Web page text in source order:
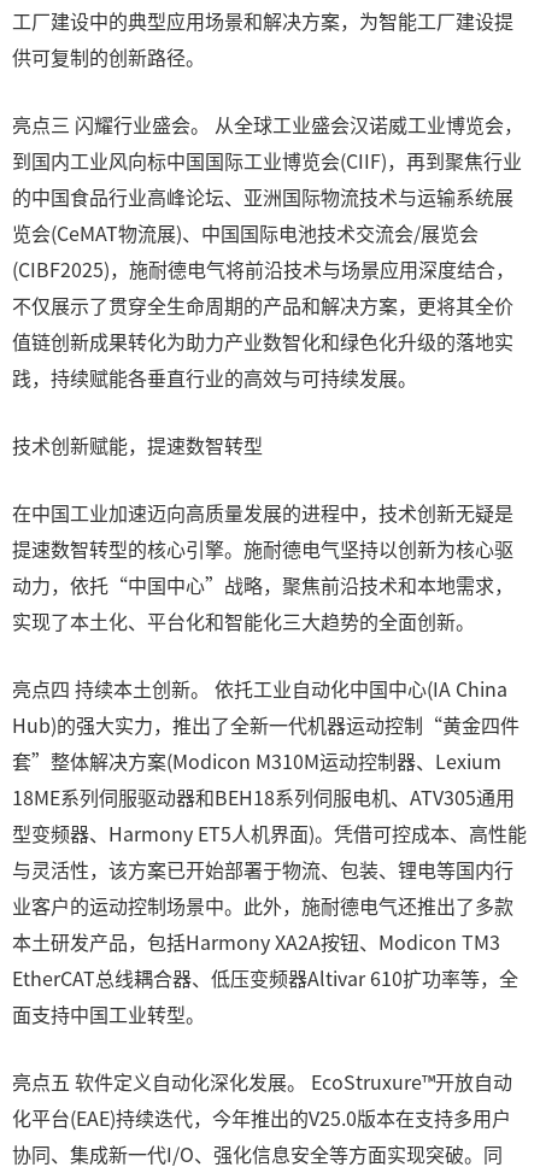
工厂建设中的典型应用场景和解决方案，为智能工厂建设提
供可复制的创新路径。
亮点三 闪耀行业盛会。 从全球工业盛会汉诺威工业博览会，
到国内工业风向标中国国际工业博览会(CIIF)，再到聚焦行业
的中国食品行业高峰论坛、亚洲国际物流技术与运输系统展
览会(CeMAT物流展)、中国国际电池技术交流会/展览会
(CIBF2025)，施耐德电气将前沿技术与场景应用深度结合，
不仅展示了贯穿全生命周期的产品和解决方案，更将其全价
值链创新成果转化为助力产业数智化和绿色化升级的落地实
践，持续赋能各垂直行业的高效与可持续发展。
技术创新赋能，提速数智转型
在中国工业加速迈向高质量发展的进程中，技术创新无疑是
提速数智转型的核心引擎。施耐德电气坚持以创新为核心驱
动力，依托“中国中心”战略，聚焦前沿技术和本地需求，
实现了本土化、平台化和智能化三大趋势的全面创新。
亮点四 持续本土创新。 依托工业自动化中国中心(IA China
Hub)的强大实力，推出了全新一代机器运动控制“黄金四件
套”整体解决方案(Modicon M310M运动控制器、Lexium
18ME系列伺服驱动器和BEH18系列伺服电机、ATV305通用
型变频器、Harmony ET5人机界面)。凭借可控成本、高性能
与灵活性，该方案已开始部署于物流、包装、锂电等国内行
业客户的运动控制场景中。此外，施耐德电气还推出了多款
本土研发产品，包括Harmony XA2A按钮、Modicon TM3
EtherCAT总线耦合器、低压变频器Altivar 610扩功率等，全
面支持中国工业转型。
亮点五 软件定义自动化深化发展。 EcoStruxure™开放自动
化平台(EAE)持续迭代，今年推出的V25.0版本在支持多用户
协同、集成新一代I/O、强化信息安全等方面实现突破。同